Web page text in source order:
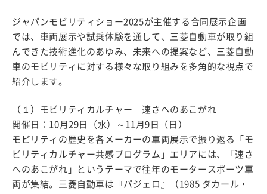
ジャパンモビリティショー2025が主催する合同展示企画
では、車両展示や試乗体験を通して、三菱自動車が取り組
んできた技術進化のあゆみ、未来への提案など、三菱自動
車のモビリティに対する様々な取り組みを多角的な視点で
紹介します。
（１）モビリティカルチャー 速さへのあこがれ
開催日：10月29日（水）～11月9日（日）
モビリティの歴史を各メーカーの車両展示で振り返る「モ
ビリティカルチャー共感プログラム」エリアには、「速さ
へのあこがれ」というテーマで往年のモータースポーツ車
両が集結。三菱自動車は『パジェロ』（1985 ダカール・